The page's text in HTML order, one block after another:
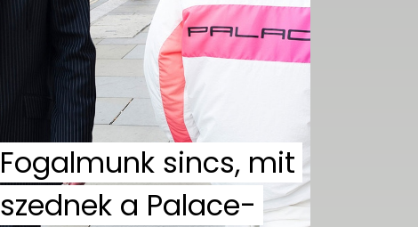
Fogalmunk sincs, mit
szednek a Palace-